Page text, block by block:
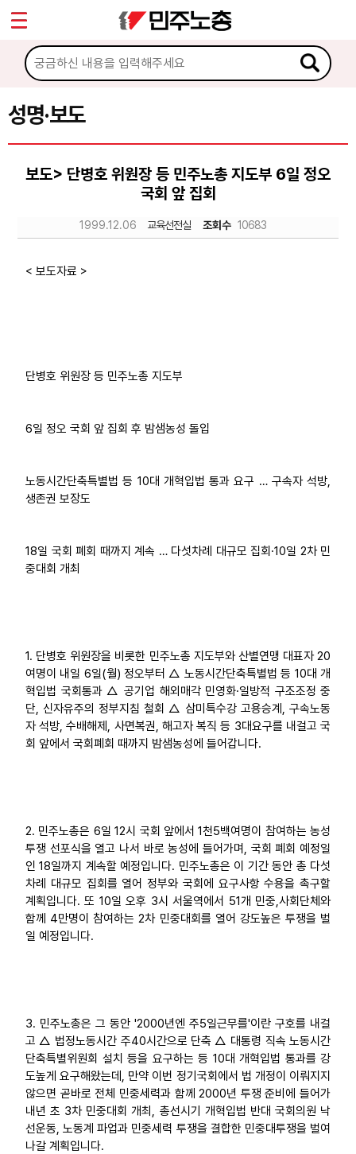
성명·보도
보도> 단병호 위원장 등 민주노총 지도부 6일 정오
국회 앞 집회
1999.12.06 교육선전실 조회수 10683
< 보도자료 >
단병호 위원장 등 민주노총 지도부
6일 정오 국회 앞 집회 후 밤샘농성 돌입
노동시간단축특별법 등 10대 개혁입법 통과 요구 … 구속자 석방,
생존권 보장도
18일 국회 폐회 때까지 계속 … 다섯차례 대규모 집회·10일 2차 민
중대회 개최
1. 단병호 위원장을 비롯한 민주노총 지도부와 산별연맹 대표자 20
여명이 내일 6일(월) 정오부터 △ 노동시간단축특별법 등 10대 개
혁입법 국회통과 △ 공기업 해외매각 민영화·일방적 구조조정 중
단, 신자유주의 정부지침 철회 △ 삼미특수강 고용승계, 구속노동
자 석방, 수배해제, 사면복권, 해고자 복직 등 3대요구를 내걸고 국
회 앞에서 국회폐회 때까지 밤샘농성에 들어갑니다.
2. 민주노총은 6일 12시 국회 앞에서 1천5백여명이 참여하는 농성
투쟁 선포식을 열고 나서 바로 농성에 들어가며, 국회 폐회 예정일
인 18일까지 계속할 예정입니다. 민주노총은 이 기간 동안 총 다섯
차례 대규모 집회를 열어 정부와 국회에 요구사항 수용을 촉구할
계획입니다. 또 10일 오후 3시 서울역에서 51개 민중,사회단체와
함께 4만명이 참여하는 2차 민중대회를 열어 강도높은 투쟁을 벌
일 예정입니다.
3. 민주노총은 그 동안 '2000년엔 주5일근무를'이란 구호를 내걸
고 △ 법정노동시간 주40시간으로 단축 △ 대통령 직속 노동시간
단축특별위원회 설치 등을 요구하는 등 10대 개혁입법 통과를 강
도높게 요구해왔는데, 만약 이번 정기국회에서 법 개정이 이뤄지지
않으면 곧바로 전체 민중세력과 함께 2000년 투쟁 준비에 들어가
내년 초 3차 민중대회 개최, 총선시기 개혁입법 반대 국회의원 낙
선운동, 노동계 파업과 민중세력 투쟁을 결합한 민중대투쟁을 벌여
나갈 계획입니다.
마이페이지
소개
소식
공지사항
성명·보도
Sketchbook5, 스케치북5
Sketchbook5, 스케치북5